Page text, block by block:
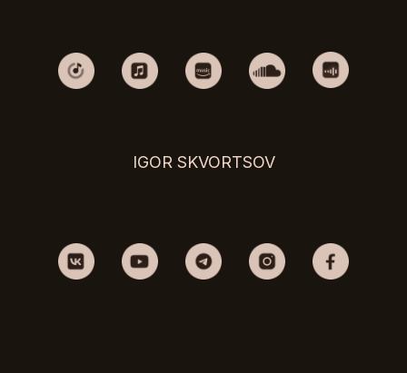
IGOR SKVORTSOV